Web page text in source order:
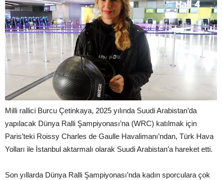
Milli rallici Burcu Çetinkaya, 2025 yılında Suudi Arabistan’da
yapılacak Dünya Ralli Şampiyonası’na (WRC) katılmak için
Paris’teki Roissy Charles de Gaulle Havalimanı’ndan, Türk Hava
Yolları ile İstanbul aktarmalı olarak Suudi Arabistan’a hareket etti.
Son yıllarda Dünya Ralli Şampiyonası’nda kadın sporculara çok